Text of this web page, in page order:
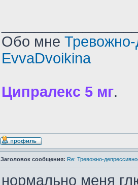
Обо мне Тревожно-
EvvaDvoikina
Ципралекс 5 мг.
Заголовок сообщения: Re: Тревожно-
нормально меня